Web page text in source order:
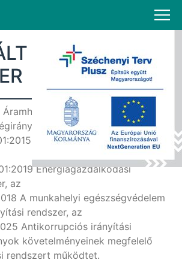
IRÁNYÍTÁSI
Kft. az MSZ EN ISO
rendszer, az
Környezetközpontú irányítási
Energiagazdálkodási
az
A munkahelyi egészségvédelem
rendszer, az
Antikorrupciós irányítási
követelményeinek megfelelő
rendszert működtet.